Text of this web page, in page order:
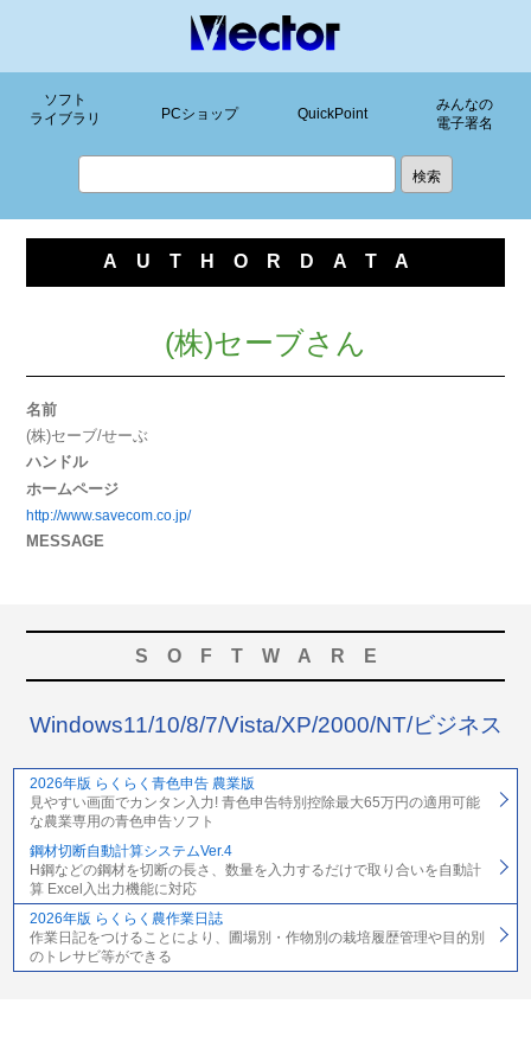
ソフト
ライブラリ
PCショップ QuickPoint
みんなの
電子署名
AUTHORDATA
(株)セーブさん
名前
(株)セーブ/せーぶ
ハンドル
ホームページ
http://www.savecom.co.jp/
MESSAGE
SOFTWARE
Windows11/10/8/7/Vista/XP/2000/NT/ビジネス
2026年版 らくらく青色申告 農業版
見やすい画面でカンタン入力! 青色申告特別控除最大65万円の適用可能
な農業専用の青色申告ソフト
鋼材切断自動計算システムVer.4
H鋼などの鋼材を切断の長さ、数量を入力するだけで取り合いを自動計
算 Excel入出力機能に対応
2026年版 らくらく農作業日誌
作業日記をつけることにより、圃場別・作物別の栽培履歴管理や目的別
のトレサビ等ができる